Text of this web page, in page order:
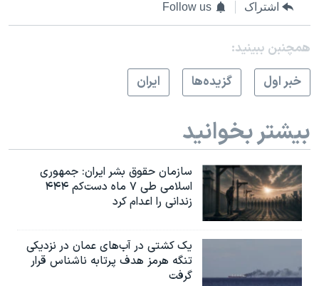
اشتراک Follow us
همچنبن ببینید:
خبر اول
گزيده‌ها ايران
بیشتر بخوانید
سازمان حقوق بشر ایران: جمهوری
اسلامی طی ۷ ماه دست‌کم ۴۴۴
زندانی را اعدام کرد
یک کشتی در آب‌های عمان در نزدیکی
تنگه هرمز هدف پرتابه ناشناس قرار
گرفت